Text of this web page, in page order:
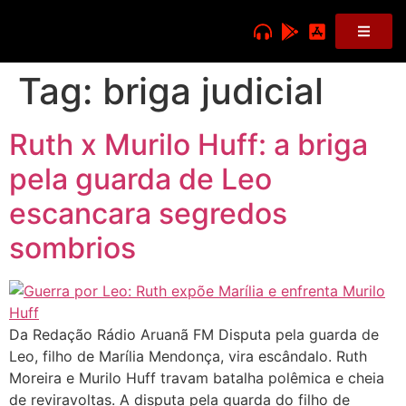
Tag: briga judicial
Ruth x Murilo Huff: a briga
pela guarda de Leo
escancara segredos
sombrios
Da Redação Rádio Aruanã FM Disputa pela guarda de
Leo, filho de Marília Mendonça, vira escândalo. Ruth
Moreira e Murilo Huff travam batalha polêmica e cheia
de reviravoltas. A disputa pela guarda do filho de